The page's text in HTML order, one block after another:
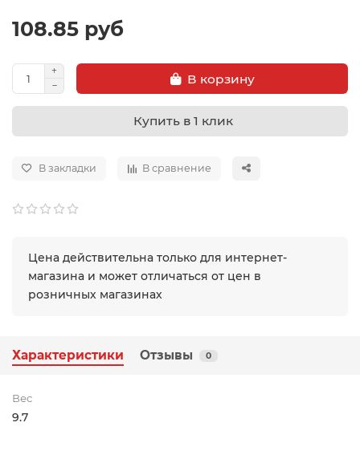
108.85 руб
В корзину
Купить в 1 клик
В закладки В сравнение
Цена действительна только для интернет-
магазина и может отличаться от цен в
розничных магазинах
Характеристики Отзывы 0
Вес
9.7